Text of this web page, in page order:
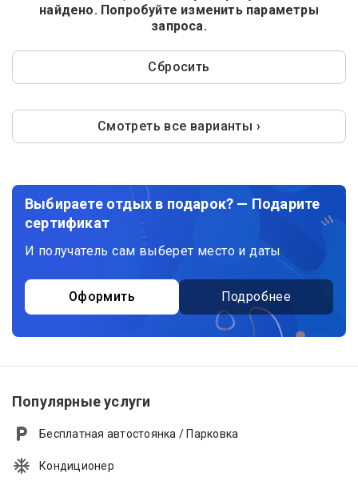
найдено. Попробуйте изменить параметры
запроса.
Сбросить
Смотреть все варианты ›
Выбираете отдых в подарок? — Подарите
сертификат
И получатель сам выберет место и даты
Оформить Подробнее
Популярные услуги
Бесплатная автостоянка / Парковка
Кондиционер